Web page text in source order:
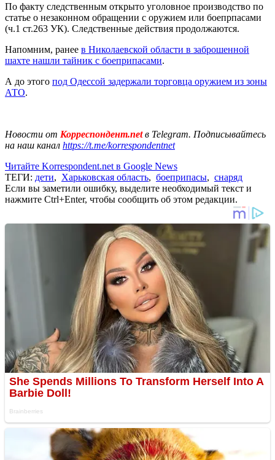
По факту следственным открыто уголовное производство по
статье о незаконном обращении с оружием или боепрпасами
(ч.1 ст.263 УК). Следственные действия продолжаются.
Напомним, ранее в Николаевской области в заброшенной
шахте нашли тайник с боеприпасами.
А до этого под Одессой задержали торговца оружием из зоны
АТО.
Новости от Корреспондент.netв Telegram. Подписывайтесь
на наш канал https://t.me/korrespondentnet
Читайте Korrespondent.net в Google News
ТЕГИ: дети, Харьковская область, боеприпасы, снаряд
Если вы заметили ошибку, выделите необходимый текст и
нажмите Ctrl+Enter, чтобы сообщить об этом редакции.